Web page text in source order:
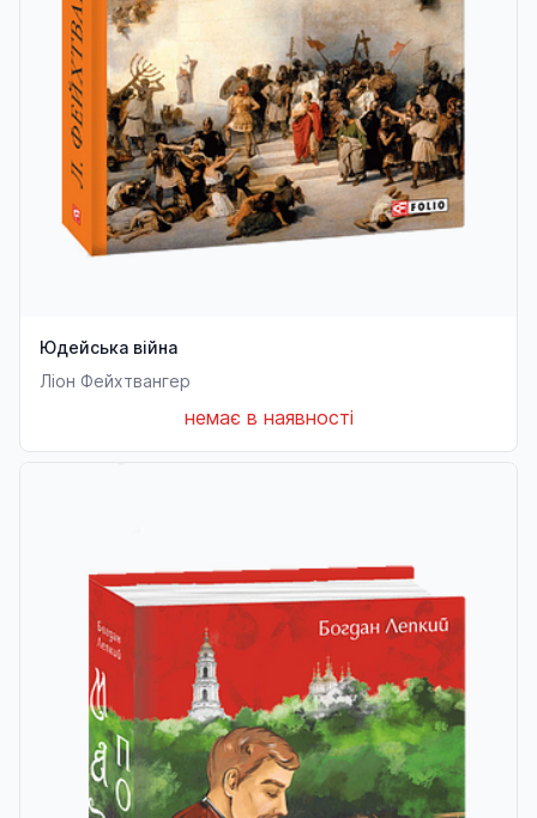
Юдейська війна
Ліон Фейхтвангер
немає в наявності